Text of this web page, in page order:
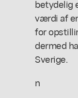
betydelig
værdi af
for
dermed
Sverige.
n